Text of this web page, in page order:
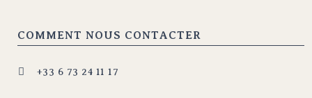
COMMENT NOUS CONTACTER
 +33 6 73 24 11 17